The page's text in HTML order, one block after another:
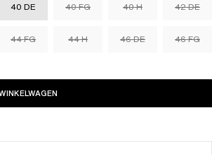
40 DE 40 FG 40 H 42 DE
44 FG 44 H 46 DE 46 FG